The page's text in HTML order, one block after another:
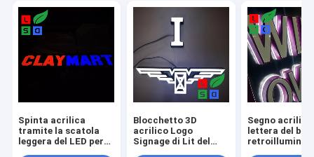
Spinta acrilica
tramite la scatola
leggera del LED per
Blocchetto 3D
acrilico Logo
Signage di Lit del
Segno
lettera del